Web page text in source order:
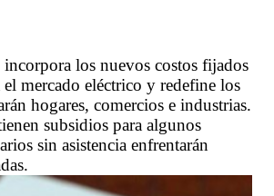
los nuevos costos fijados
mercado eléctrico y redefine los
hogares, comercios e industrias.
subsidios para algunos
sin asistencia enfrentarán